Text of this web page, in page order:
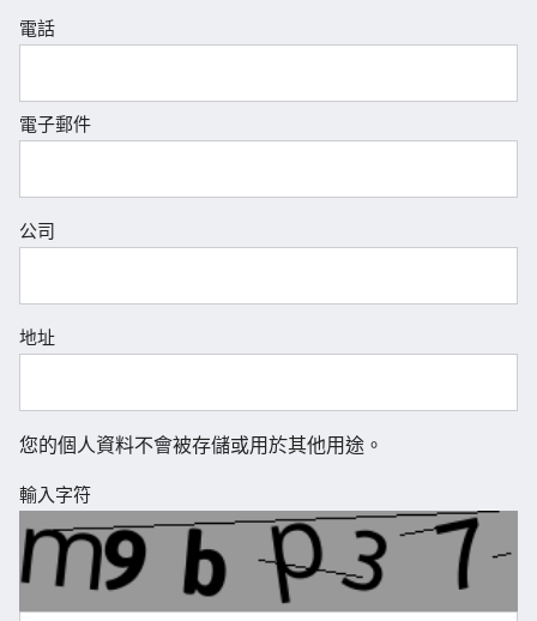
電話
電子郵件
公司
地址
您的個人資料不會被存儲或用於其他用途。
輸入字符